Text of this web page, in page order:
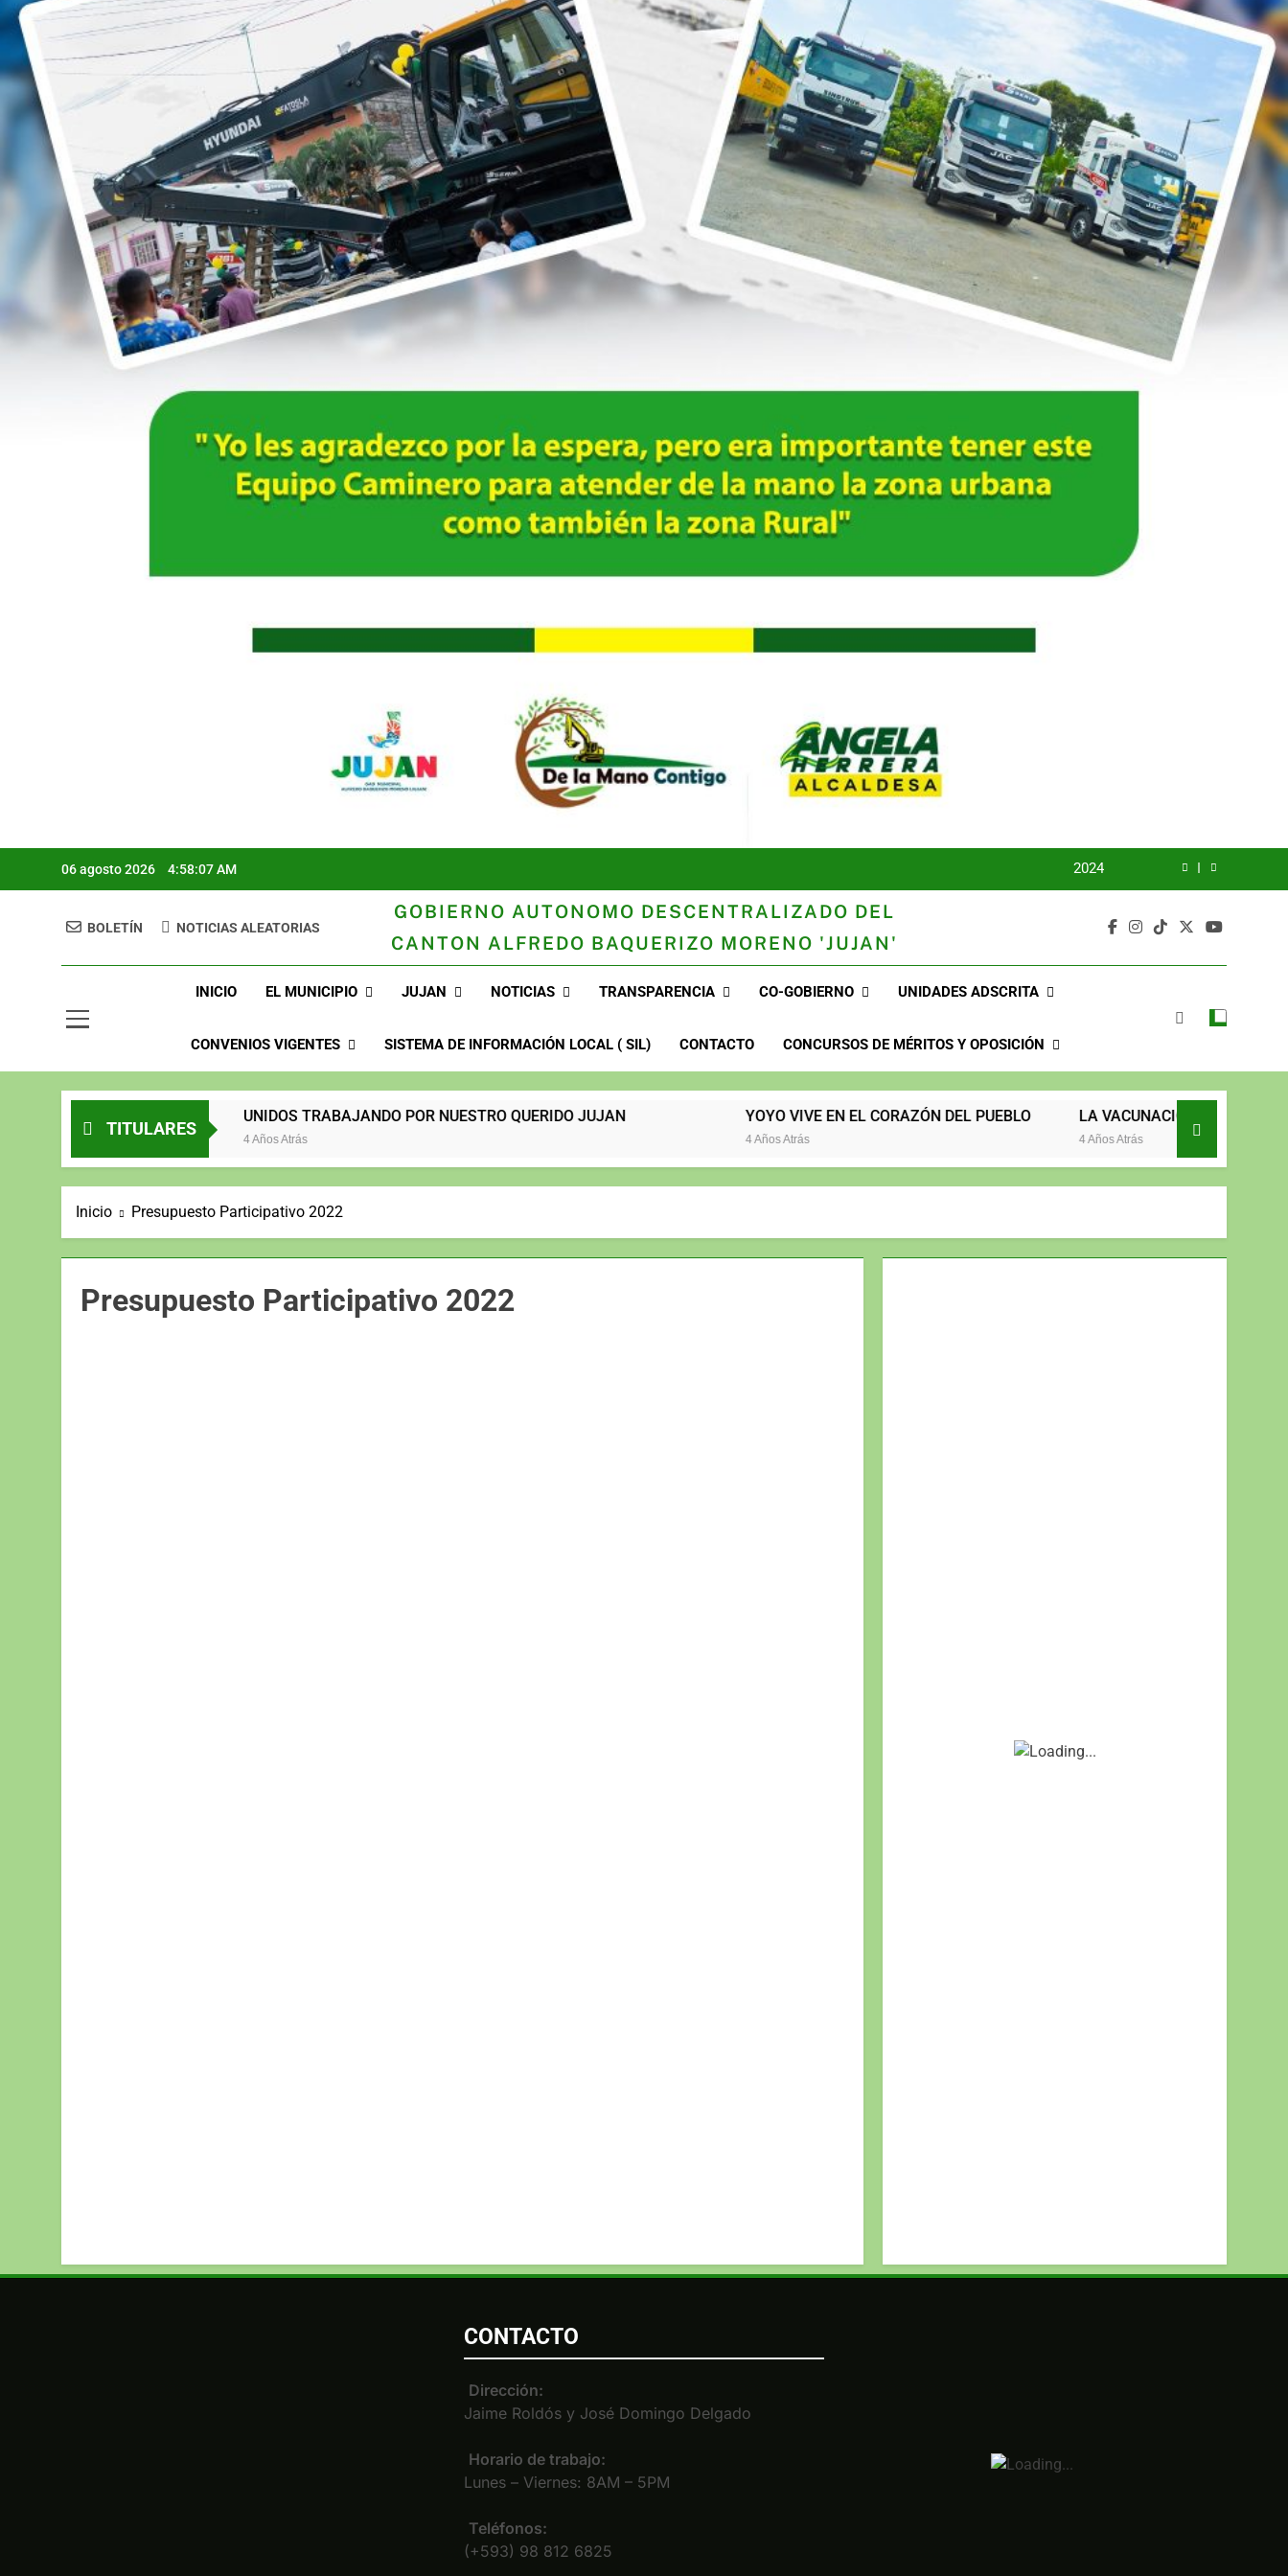
06 agosto 2026 4:58:08 AM
UNIDOS TRABAJANDO POR NUESTRO QUERIDO JUJAN
2024
UNIDOS TRABAJANDO POR NUESTRO QUERIDO JUJAN
GOBIERNO AUTONOMO DESCENTRALIZADO DEL
CANTON ALFREDO BAQUERIZO MORENO 'JUJAN'
BOLETÍN NOTICIAS ALEATORIAS
INICIO EL MUNICIPIO JUJAN NOTICIAS TRANSPARENCIA CO-GOBIERNO UNIDADES ADSCRITA
CONVENIOS VIGENTES SISTEMA DE INFORMACIÓN LOCAL ( SIL) CONTACTO CONCURSOS DE MÉRITOS Y OPOSICIÓN
TITULARES
UNIDOS TRABAJANDO POR NUESTRO QUERIDO JUJAN
4 Años Atrás
YOYO VIVE EN EL CORAZÓN DEL PUEBLO LA VACUNACIÓN CONTINÚA Y LLEGA
Inicio Presupuesto Participativo 2022
Presupuesto Participativo 2022
CONTACTO
Dirección:
Jaime Roldós y José Domingo Delgado
Horario de trabajo:
Lunes – Viernes: 8AM – 5PM
Teléfonos:
(+593) 98 812 6825